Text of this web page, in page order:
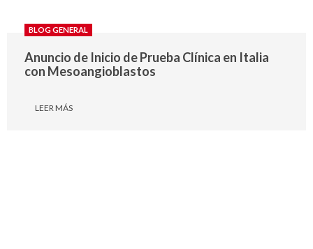
BLOG GENERAL
Anuncio de Inicio de Prueba Clínica en Italia
con Mesoangioblastos
LEER MÁS